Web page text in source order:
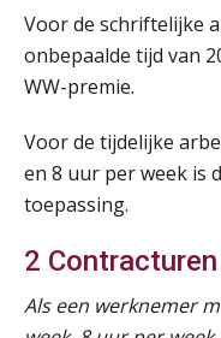
Voor de schriftelijke
onbepaalde tijd van
WW-premie.
Voor de tijdelijke
en 8 uur per week is
toepassing.
2
Als een werknemer